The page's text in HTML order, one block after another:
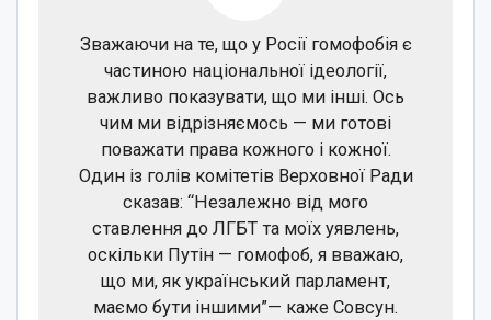
Зважаючи на те, що у Росії гомофобія є
частиною національної ідеології,
важливо показувати, що ми інші. Ось
чим ми відрізняємось — ми готові
поважати права кожного і кожної.
Один із голів комітетів Верховної Ради
сказав: “Незалежно від мого
ставлення до ЛГБТ та моїх уявлень,
оскільки Путін — гомофоб, я вважаю,
що ми, як український парламент,
маємо бути іншими”— каже Совсун.